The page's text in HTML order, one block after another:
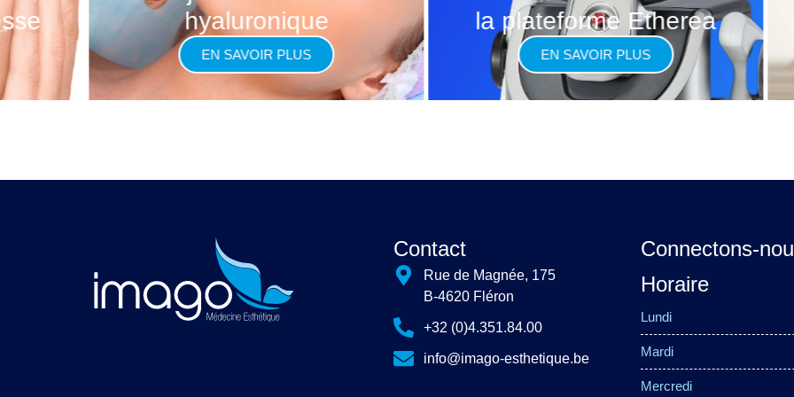
la plateforme Etherea
EN SAVOIR PLUS
hyaluronique
EN SAVOIR PLUS
Contact
Rue de Magnée, 175
B-4620 Fléron
+32 (0)4.351.84.00
info@imago-esthetique.be
Connectons-
Horaire
Lundi
Mardi
Mercredi